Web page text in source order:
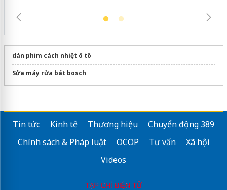
dán phim cách nhiệt ô tô
Sửa máy rửa bát bosch
Tin tức Kinh tế Thương hiệu
Chuyển động 389
Chính sách & Pháp luật
OCOP Tư vấn
Xã hội
Videos